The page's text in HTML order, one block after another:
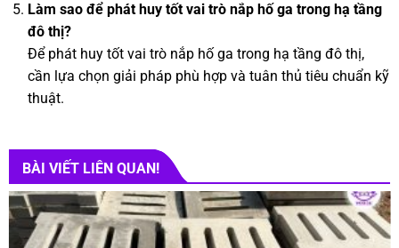
Làm sao để phát huy tốt vai trò nắp hố ga trong hạ tầng
đô thị?
Để phát huy tốt vai trò nắp hố ga trong hạ tầng đô thị,
cần lựa chọn giải pháp phù hợp và tuân thủ tiêu chuẩn kỹ
thuật.
BÀI VIẾT LIÊN QUAN!